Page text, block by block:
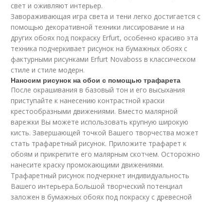
свет и оживляют интерьер.
Завораживающая игра света и тени легко достигается с
помощью декоративной техники лиссирование и на
других обоях под покраску Erfurt, особенно красиво эта
техника подчеркивает рисунок на бумажных обоях с
фактурными рисунками Erfurt Novaboss в классическом
стиле и стиле модерн.
Наносим рисунок на обои с помощью трафарета
После окрашивания в базовый тон и его высыхания
приступайте к нанесению контрастной краски
крестообразными движениями. Вместо малярной
варежки Вы можете использовать крупную широкую
кисть. Завершающей точкой Вашего творчества может
стать трафаретный рисунок. Приложите трафарет к
обоям и прикрепите его малярным скотчем. Осторожно
нанесите краску промокающими движениями.
Трафаретный рисунок подчеркнет индивидуальность
Вашего интерьера.Большой творческий потенциал
заложен в бумажных обоях под покраску с древесной